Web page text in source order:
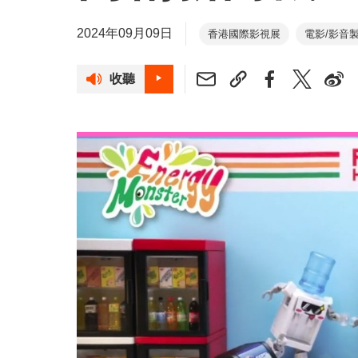
2024年09月09日 香港國際影視展 電影/影音
收聽